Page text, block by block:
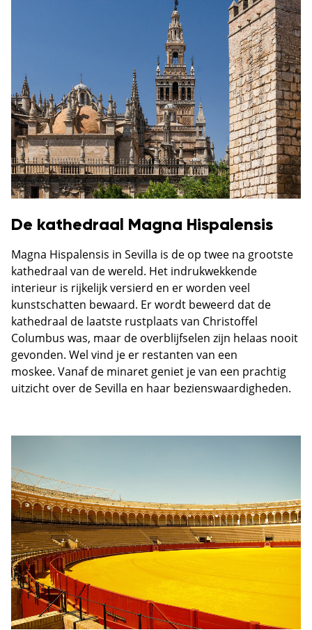
De kathedraal Magna Hispalensis
Magna Hispalensis in Sevilla is de op twee na grootste
kathedraal van de wereld. Het indrukwekkende
interieur is rijkelijk versierd en er worden veel
kunstschatten bewaard. Er wordt beweerd dat de
kathedraal de laatste rustplaats van Christoffel
Columbus was, maar de overblijfselen zijn helaas nooit
gevonden. Wel vind je er restanten van een
moskee. Vanaf de minaret geniet je van een prachtig
uitzicht over de Sevilla en haar bezienswaardigheden.